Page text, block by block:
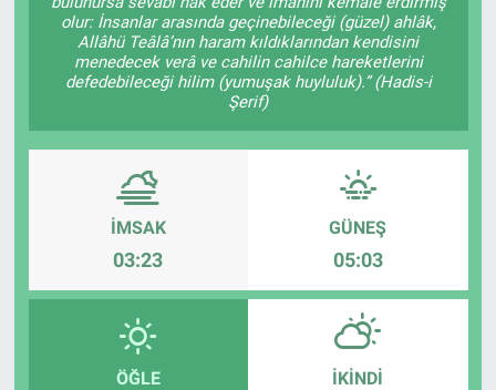
olur: İnsanlar arasında geçinebileceği (güzel) ahlâk,
Allâhü Teâlâ’nın haram kıldıklarından kendisini
menedecek verâ ve cahilin cahilce hareketlerini
defedebileceği hilim (yumuşak huyluluk).” (Hadis-i
Şerif)
İMSAK
03:23
GÜNEŞ
05:03
ÖĞLE İKINDI